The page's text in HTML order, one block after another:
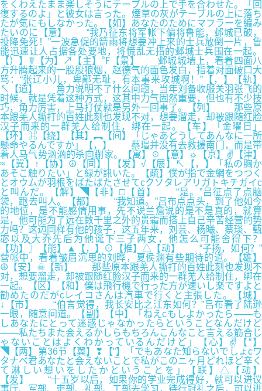
をくわえたまま楽しそうにテーブルの上で手を合わせた。「回
復するのよ」と彼女は言った。煙草の灰がテーブルの上に落ち
たが気にもしなかった。【如】あなたのためにマフラーを編み
たいのに【意】 “我乃征东将军帐下偏将鲁能，邺城已破，
投降免死！”一波急促的箭雨将想要冲上来的士兵放倒一片，鲁
能迅速让人占据各处要地，将慌乱无措的邺城士兵围在一起。
【）】☤【为】↗【主】℉【景】 邺城城墙上，看着四面八
方升腾起来的一股股狼烟，赵德气的面色发白，指着对面破口大
骂：“张辽小儿，卑鄙无耻，有本事来攻城啊！”【，】【轨】
↖【道】 角力说明不了什么问题，当年刘备收服关羽张飞的
时候，就是凭着这种方式，这其中力气固然重要，但也有不少技
巧，角力厉害，上马打仗就是另外一回事了。【列】 那些原
本跟羌人撕打的百姓此刻也发现不对，想要溜走，却被跟随红脸
汉子而来的一群羌人给制住，绑在一起。【车】「金曜日」
【环】⌘【绕】【其】︻【间】「じゃあどうしてあんなに一所
懸命やるんですか」【，】 蔡瑁并没有去救援南门，而是带
着人马气势汹汹的杀向蒯家。【寓】☉【意】☼【京】✌【津】
≈【冀】↑【协】☮【同】│【发】√【展】↖【，】「私の胸か
あそこ触りたい」と緑が訊いた。【疏】僕が指で金網をつつく
とオウムが羽根をばたばたさせてcクソタレアリガトキチガイc
と叫んだ。【解】◥【非】□【首】 “是。”吕征点了点脑
袋，跑去叫人。【都】 “我知道。”吕布点点头，到了他如今
的地位，是不能感情用事，先不说兰詹说的是不是真的，就算
是，他可能为了远在数千里之外的贵霜而搭上自己辛苦经营的势
力吗？这边同样有他的孩子，这五年来，刘芸、杨曦、蔡琰、甄
宓以及大乔先后为他诞下三子两女，他怎么可能舍得下？
【功】〗【能】▲【，】⊙【推】△【动】 “子扬，如何？”
营帐中，看着皱眉沉思的刘晔，夏侯渊有些期待的道。【雄】
☮【安】☠【新】 那些原本跟羌人撕打的百姓此刻也发现不
对，想要溜走，却被跟随红脸汉子而来的一群羌人给制住，绑在
一起。【区】【和】僕は飛行機で行った方が速いし楽ですよと
勧めたのだがcレイコさんは汽車で行くと主張した。【城】
↓【市】 “伯言觉得，我长安比之江东如何？”吕布看了陆逊
一眼，随意问道。【副】【中】「ねえcもしよかったら――も
しあなたにとって迷惑じゃなかったらということなんだけど
――私たちまた会えるかしらもちろんこんなこと言える筋合じ
ゃないことはよくわかっているんだけど」【心】✌【“】
◥【两】第36节【翼】❣【”】「でもあなた知らないでしょcワ
タナベ君あなたと会えないことで私がこのニヶ月どれほど辛く
て淋しい想いをしたかということを」【联】△【动】
【发】 “十五岁以后，如果你的学业完成得好，就可以进议
事厅、军部、吏部、礼部、工部去学习，待行冠礼之后，可以进